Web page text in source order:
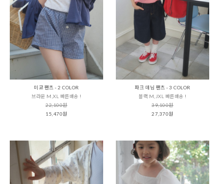
미코 팬츠 - 2 COLOR
브라운 M,XL 빠른배송 !
22,100원
15,470원
파크 데님 팬츠 - 3 COLOR
블랙 M,JXL 빠른배송 !
39,100원
27,370원